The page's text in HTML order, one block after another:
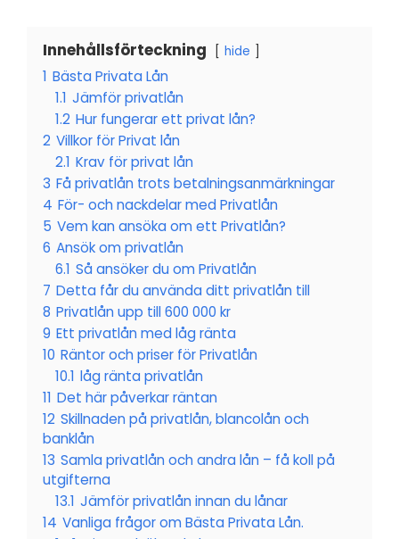
Innehållsförteckning hide
1 Bästa Privata Lån
1.1 Jämför privatlån
1.2 Hur fungerar ett privat lån?
2 Villkor för Privat lån
2.1 Krav för privat lån
3 Få privatlån trots betalningsanmärkningar
4 För- och nackdelar med Privatlån
5 Vem kan ansöka om ett Privatlån?
6 Ansök om privatlån
6.1 Så ansöker du om Privatlån
7 Detta får du använda ditt privatlån till
8 Privatlån upp till 600 000 kr
9 Ett privatlån med låg ränta
10 Räntor och priser för Privatlån
10.1 låg ränta privatlån
11 Det här påverkar räntan
12 Skillnaden på privatlån, blancolån och
banklån
13 Samla privatlån och andra lån – få koll på
utgifterna
13.1 Jämför privatlån innan du lånar
14 Vanliga frågor om Bästa Privata Lån.